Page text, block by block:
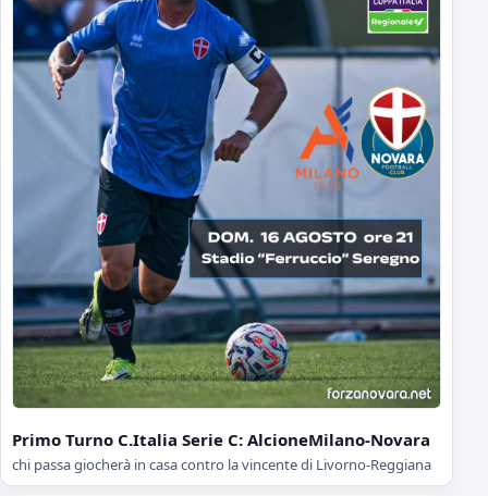
Primo Turno C.Italia Serie C: AlcioneMilano-Novara
chi passa giocherà in casa contro la vincente di Livorno-Reggiana